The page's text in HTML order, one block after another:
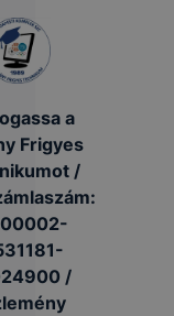
a
Frigyes
/
/